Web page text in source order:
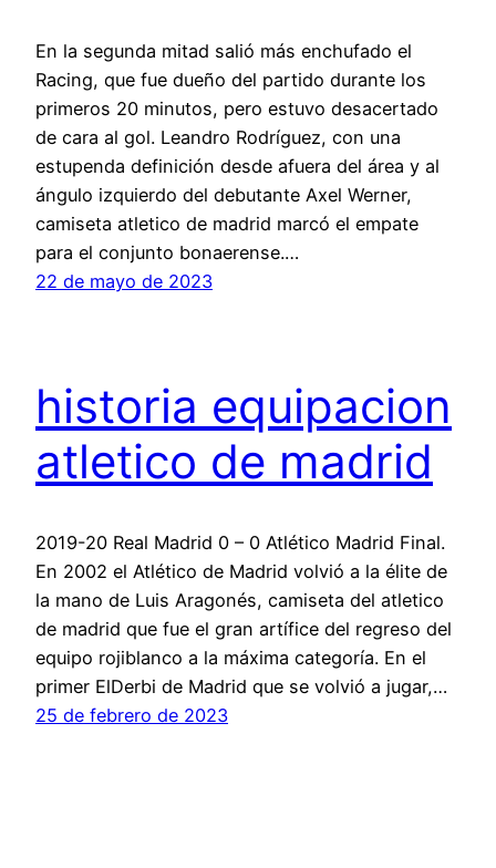
En la segunda mitad salió más enchufado el
Racing, que fue dueño del partido durante los
primeros 20 minutos, pero estuvo desacertado
de cara al gol. Leandro Rodríguez, con una
estupenda definición desde afuera del área y al
ángulo izquierdo del debutante Axel Werner,
camiseta atletico de madrid marcó el empate
para el conjunto bonaerense.…
22 de mayo de 2023
historia equipacion
atletico de madrid
2019-20 Real Madrid 0 – 0 Atlético Madrid Final.
En 2002 el Atlético de Madrid volvió a la élite de
la mano de Luis Aragonés, camiseta del atletico
de madrid que fue el gran artífice del regreso del
equipo rojiblanco a la máxima categoría. En el
primer ElDerbi de Madrid que se volvió a jugar,…
25 de febrero de 2023